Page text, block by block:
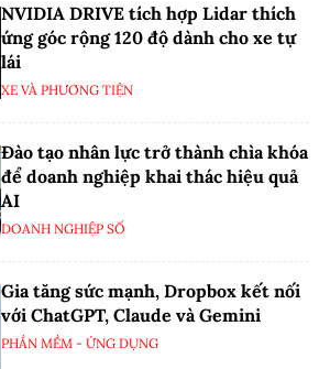
NVIDIA DRIVE tích hợp Lidar thích
ứng góc rộng 120 độ dành cho xe tự
lái
XE VÀ PHƯƠNG TIỆN
Đào tạo nhân lực trở thành chìa khóa
để doanh nghiệp khai thác hiệu quả
AI
DOANH NGHIỆP SỐ
Gia tăng sức mạnh, Dropbox kết nối
với ChatGPT, Claude và Gemini
PHẦN MỀM - ỨNG DỤNG